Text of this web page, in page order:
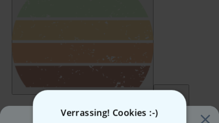
Verrassing! Cookies :-)